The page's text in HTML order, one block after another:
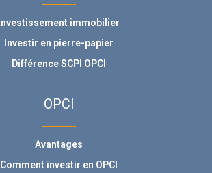
Investissement immobilier
Investir en pierre-papier
Différence SCPI OPCI
OPCI
Avantages
Comment investir en OPCI